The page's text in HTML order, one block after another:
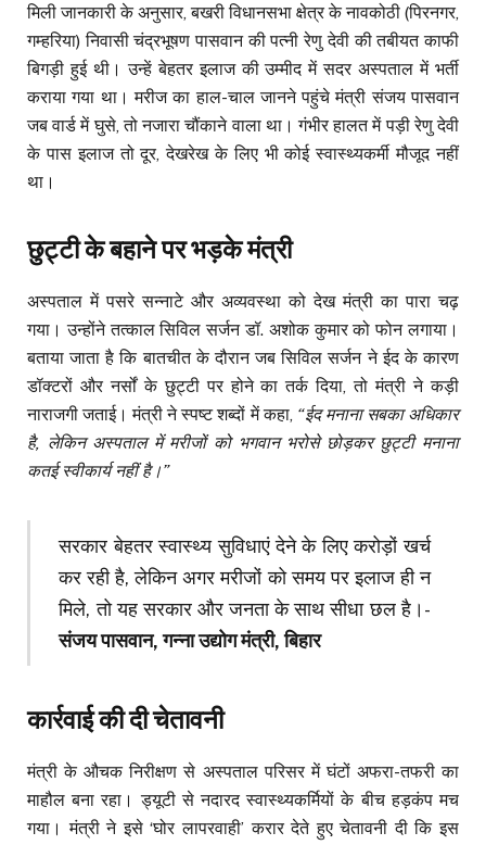
मिली जानकारी के अनुसार, बखरी विधानसभा क्षेत्र के नावकोठी (पिरनगर,
गम्हरिया) निवासी चंद्रभूषण पासवान की पत्नी रेणु देवी की तबीयत काफी
बिगड़ी हुई थी। उन्हें बेहतर इलाज की उम्मीद में सदर अस्पताल में भर्ती
कराया गया था। मरीज का हाल-चाल जानने पहुंचे मंत्री संजय पासवान
जब वार्ड में घुसे, तो नजारा चौंकाने वाला था। गंभीर हालत में पड़ी रेणु देवी
के पास इलाज तो दूर, देखरेख के लिए भी कोई स्वास्थ्यकर्मी मौजूद नहीं
था।
छुट्टी के बहाने पर भड़के मंत्री
अस्पताल में पसरे सन्नाटे और अव्यवस्था को देख मंत्री का पारा चढ़
गया। उन्होंने तत्काल सिविल सर्जन डॉ. अशोक कुमार को फोन लगाया।
बताया जाता है कि बातचीत के दौरान जब सिविल सर्जन ने ईद के कारण
डॉक्टरों और नर्सों के छुट्टी पर होने का तर्क दिया, तो मंत्री ने कड़ी
नाराजगी जताई। मंत्री ने स्पष्ट शब्दों में कहा, “ईद मनाना सबका अधिकार
है, लेकिन अस्पताल में मरीजों को भगवान भरोसे छोड़कर छुट्टी मनाना
कतई स्वीकार्य नहीं है।”
सरकार बेहतर स्वास्थ्य सुविधाएं देने के लिए करोड़ों खर्च
कर रही है, लेकिन अगर मरीजों को समय पर इलाज ही न
मिले, तो यह सरकार और जनता के साथ सीधा छल है।-
संजय पासवान, गन्ना उद्योग मंत्री, बिहार
कार्रवाई की दी चेतावनी
मंत्री के औचक निरीक्षण से अस्पताल परिसर में घंटों अफरा-तफरी का
माहौल बना रहा। ड्यूटी से नदारद स्वास्थ्यकर्मियों के बीच हड़कंप मच
गया। मंत्री ने इसे ‘घोर लापरवाही’ करार देते हुए चेतावनी दी कि इस